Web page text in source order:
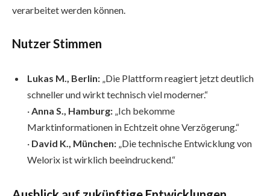
verarbeitet werden können.
Nutzer Stimmen
Lukas M., Berlin: „Die Plattform reagiert jetzt deutlich
schneller und wirkt technisch viel moderner.“
·Anna S., Hamburg: „Ich bekomme
Marktinformationen in Echtzeit ohne Verzögerung.“
· David K., München: „Die technische Entwicklung von
Welorix ist wirklich beeindruckend.“